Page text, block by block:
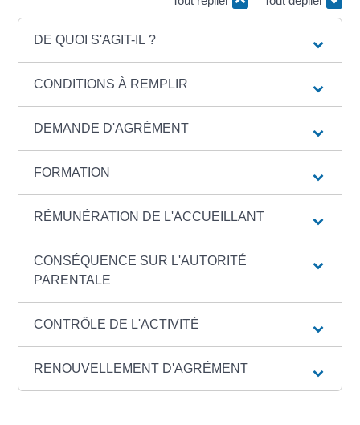
DE QUOI S'AGIT-IL ?
CONDITIONS À REMPLIR
DEMANDE D'AGRÉMENT
FORMATION
RÉMUNÉRATION DE L'ACCUEILLANT
CONSÉQUENCE SUR L'AUTORITÉ
PARENTALE
CONTRÔLE DE L'ACTIVITÉ
RENOUVELLEMENT D'AGRÉMENT